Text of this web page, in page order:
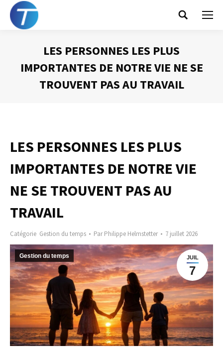
Search:
LES PERSONNES LES PLUS
IMPORTANTES DE NOTRE VIE NE SE
TROUVENT PAS AU TRAVAIL
LES PERSONNES LES PLUS
IMPORTANTES DE NOTRE VIE
NE SE TROUVENT PAS AU
TRAVAIL
Catégorie Gestion du temps ParPhilippe Helmstetter 7 juillet 2026
JUIL
7
Gestion du temps